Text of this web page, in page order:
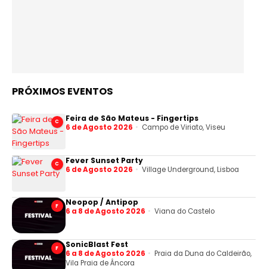
PRÓXIMOS EVENTOS
C Feira de São Mateus - Fingertips
6 de Agosto 2026 Campo de Viriato, Viseu
C Fever Sunset Party
6 de Agosto 2026 Village Underground, Lisboa
F Neopop / Antipop
6 a 8 de Agosto 2026 Viana do Castelo
F SonicBlast Fest
6 a 8 de Agosto 2026
Praia da Duna do Caldeirão,
Vila Praia de Âncora